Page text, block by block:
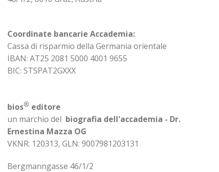
Coordinate bancarie Accademia:
Cassa di risparmio della Germania orientale
IBAN: AT25 2081 5000 4001 9655
BIC: STSPAT2GXXX
bios® editore
un marchio del biografia dell'accademia - Dr.
Ernestina Mazza OG
VKNR: 120313, GLN: 9007981203131
Bergmanngasse 46/1/2